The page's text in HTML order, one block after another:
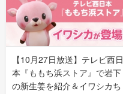
【10月27日放送】テレビ西日
本『ももち浜ストア』で岩下
の新生姜を紹介＆イワシカち